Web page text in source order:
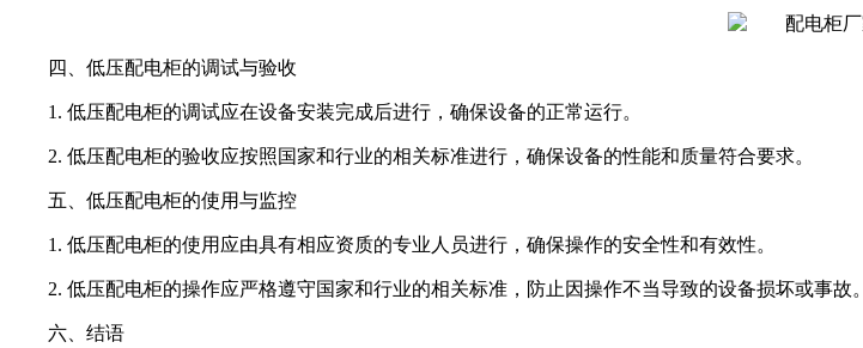
四、低压配电柜的调试与验收
1. 低压配电柜的调试应在设备安装完成后进行，确保设备的正常运行。
2. 低压配电柜的验收应按照国家和行业的相关标准进行，确保设备的性能和质量符合要求。
五、低压配电柜的使用与监控
1. 低压配电柜的使用应由具有相应资质的专业人员进行，确保操作的安全性和有效性。
2. 低压配电柜的操作应严格遵守国家和行业的相关标准，防止因操作不当导致的设备损坏或事故。
六、结语